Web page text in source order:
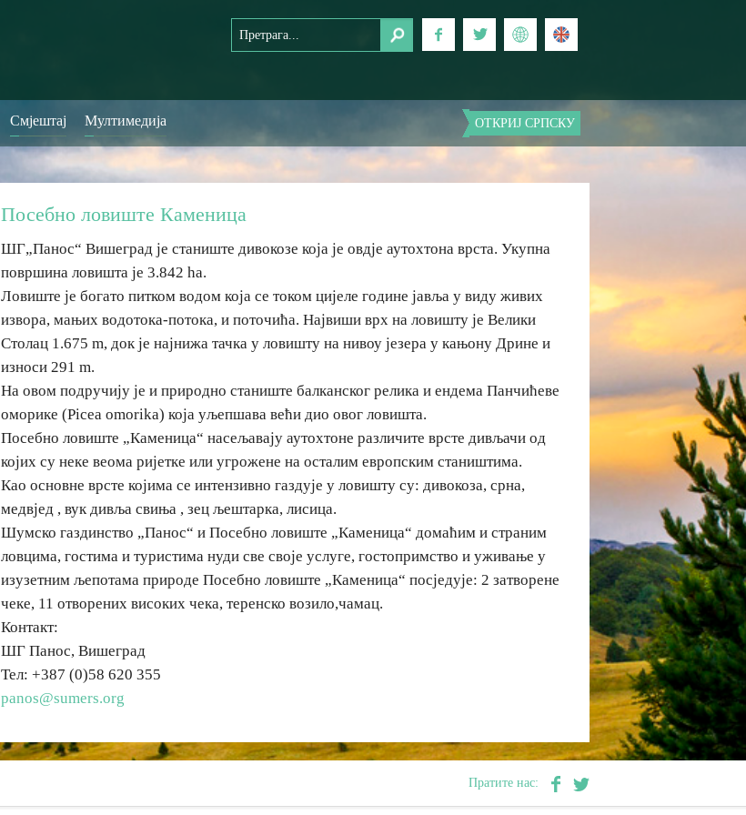
Смјештај Мултимедија ОТКРИЈ СРПСКУ
Посебно ловиште Каменица
ШГ„Панос“ Вишеград је станиште дивокозе која је овдје аутохтона врста. Укупна
површина ловишта је 3.842 ha.
Ловиште је богато питком водом која се током цијеле године јавља у виду живих
извора, мањих водотока-потока, и поточића. Највиши врх на ловишту је Велики
Столац 1.675 m, док је најнижа тачка у ловишту на нивоу језера у кањону Дрине и
износи 291 m.
На овом подручију је и природно станиште балканског релика и ендема Панчићеве
оморике (Picea omorika) која уљепшава већи дио овог ловишта.
Посебно ловиште „Каменица“ насељавају аутохтоне различите врсте дивљачи од
којих су неке веома ријетке или угрожене на осталим европским стаништима.
Као основне врсте којима се интензивно газдује у ловишту су: дивокоза, срна,
медвјед , вук дивља свиња , зец љештарка, лисица.
Шумско газдинство „Панос“ и Посебно ловиште „Каменица“ домаћим и страним
ловцима, гостима и туристима нуди све своје услуге, гостопримство и уживање у
изузетним љепотама природе Посебно ловиште „Каменица“ посједује: 2 затворене
чеке, 11 отворених високих чека, теренско возило,чамац.
Контакт:
ШГ Панос, Вишеград
Тел: +387 (0)58 620 355
panos@sumers.org
Пратите нас: